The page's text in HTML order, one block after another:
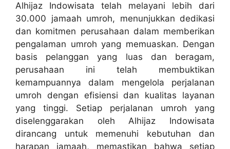
Alhijaz Indowisata telah melayani lebih dari
30.000 jamaah umroh, menunjukkan dedikasi
dan komitmen perusahaan dalam memberikan
pengalaman umroh yang memuaskan. Dengan
basis pelanggan yang luas dan beragam,
perusahaan ini telah membuktikan
kemampuannya dalam mengelola perjalanan
umroh dengan efisiensi dan kualitas layanan
yang tinggi. Setiap perjalanan umroh yang
diselenggarakan oleh Alhijaz Indowisata
dirancang untuk memenuhi kebutuhan dan
harapan jamaah, memastikan bahwa setiap